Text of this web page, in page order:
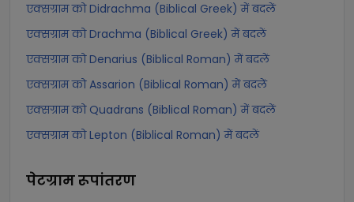
एक्सग्राम को Didrachma (Biblical Greek) में बदलें
एक्सग्राम को Drachma (Biblical Greek) में बदलें
एक्सग्राम को Denarius (Biblical Roman) में बदलें
एक्सग्राम को Assarion (Biblical Roman) में बदलें
एक्सग्राम को Quadrans (Biblical Roman) में बदलें
एक्सग्राम को Lepton (Biblical Roman) में बदलें
पेटग्रामरूपांतरण